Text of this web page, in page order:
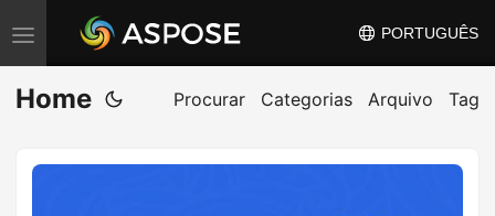
A
l
t
PORTUGUÊS
Home Procurar Categorias Arquivo Tag